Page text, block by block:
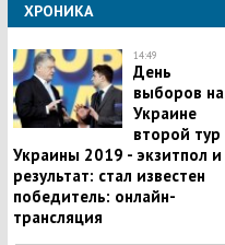
ХРОНИКА
14:49
День
выборов на
Украине
второй тур
Украины 2019 - экзитпол и
результат: стал известен
победитель: онлайн-
трансляция